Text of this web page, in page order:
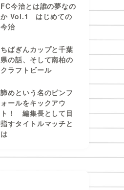
FC今治とは誰の夢なの
か Vol.1 はじめての
今治
ちばぎんカップと千葉
県の話、そして南柏の
クラフトビール
諦めという名のピンフ
ォールをキックアウ
ト！ 編集長として目
指すタイトルマッチと
は